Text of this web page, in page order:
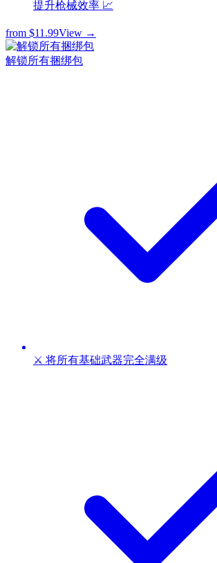
提升枪械效率 📈
from $11.99View →
解锁所有捆绑包
⚔️ 将所有基础武器完全满级